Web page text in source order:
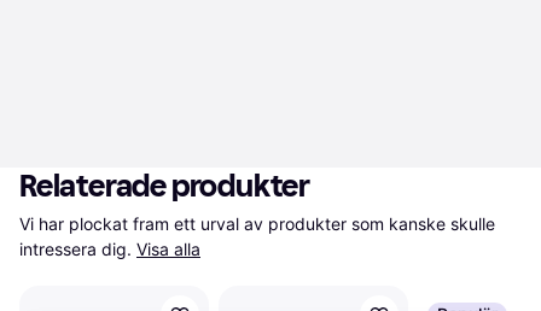
Relaterade produkter
Vi har plockat fram ett urval av produkter som kanske skulle
intressera dig. Visa alla